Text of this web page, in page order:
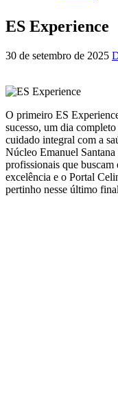
ES Experience
30 de setembro de 2025
O primeiro ES
sucesso, um dia
cuidado integral com a
Núcleo Emanuel
profissionais que
excelência e o Portal
pertinho nesse último